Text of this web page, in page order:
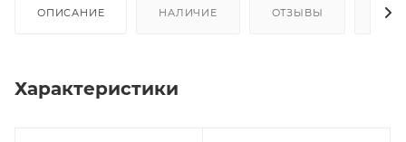
ОПИСАНИЕ НАЛИЧИЕ ОТЗЫВЫ
Характеристики